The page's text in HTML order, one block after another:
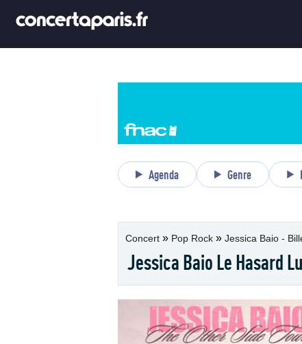
Agenda Genre
Concert » Pop Rock » Jessica Baio -
Jessica Baio Le Hasard